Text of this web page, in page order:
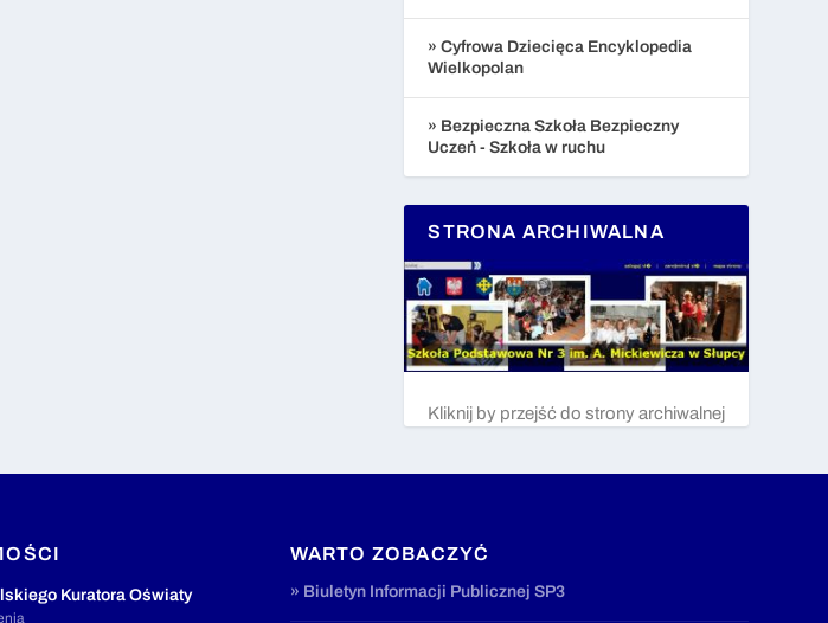
» Cyfrowa Dziecięca Encyklopedia
Wielkopolan
» Bezpieczna Szkoła Bezpieczny
Uczeń - Szkoła w ruchu
STRONA ARCHIWALNA
Kliknij by przejść do strony archiwalnej
Kuratora Oświaty
WARTO ZOBACZYĆ
» Biuletyn Informacji Publicznej SP3